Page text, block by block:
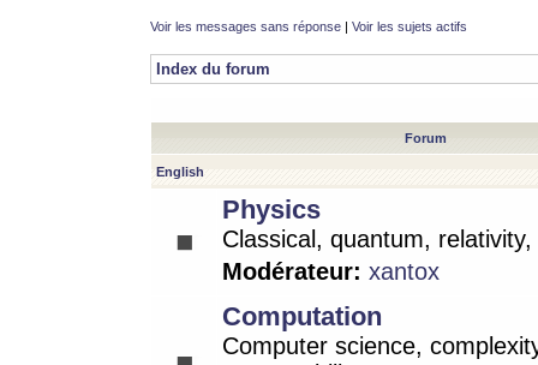
Voir les messages sans réponse | Voir les sujets actifs
Index du forum
Forum
English
Physics
Classical, quantum,
Modérateur: xantox
Computation
Computer science,